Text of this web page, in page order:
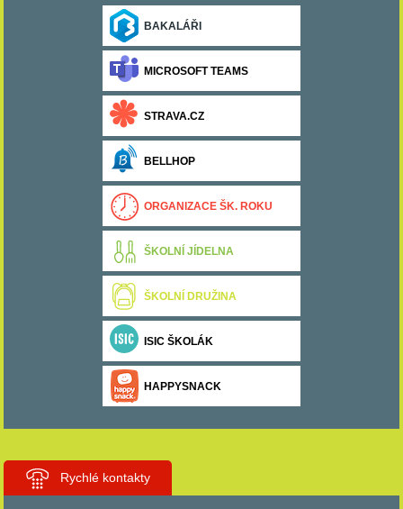
BAKALÁŘI
MICROSOFT TEAMS
STRAVA.CZ
BELLHOP
ORGANIZACE ŠK. ROKU
ŠKOLNÍ JÍDELNA
ŠKOLNÍ DRUŽINA
ISIC ŠKOLÁK
HAPPYSNACK
Rychlé kontakty